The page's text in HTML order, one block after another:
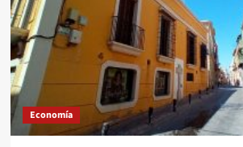
Economía